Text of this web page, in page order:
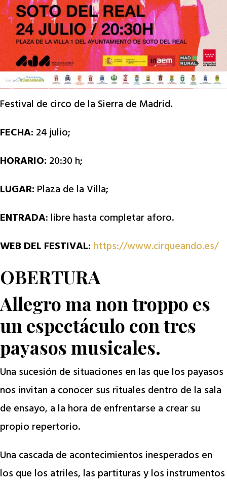
Festival de circo de la Sierra de Madrid.
FECHA: 24 julio;
HORARIO: 20:30 h;
LUGAR: Plaza de la Villa;
ENTRADA: libre hasta completar aforo.
WEB DEL FESTIVAL: https://www.cirqueando.es/
OBERTURA
Allegro ma non troppo es
un espectáculo con tres
payasos musicales.
Una sucesión de situaciones en las que los payasos
nos invitan a conocer sus rituales dentro de la sala
de ensayo, a la hora de enfrentarse a crear su
propio repertorio.
Una cascada de acontecimientos inesperados en
los que los atriles, las partituras y los instrumentos